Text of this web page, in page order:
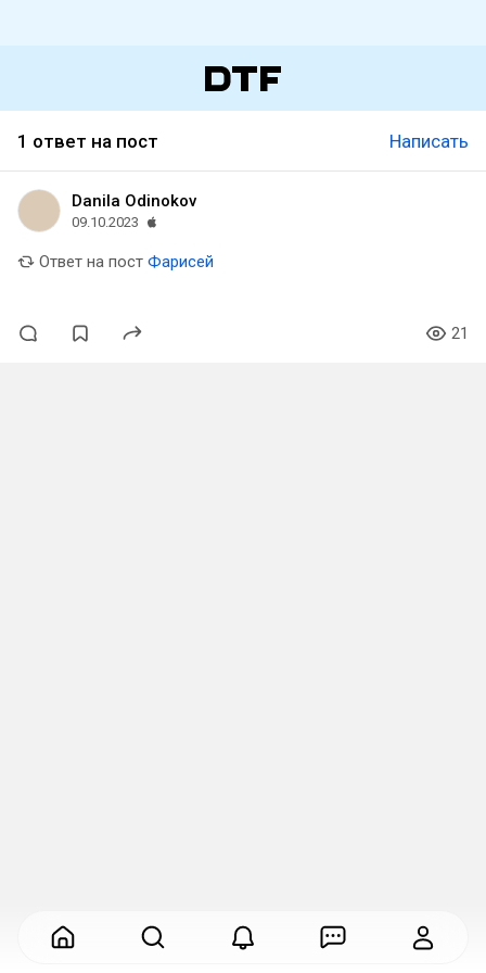
1 ответ на пост Написать
Danila Odinokov
09.10.2023
Ответ на пост Фарисей
21